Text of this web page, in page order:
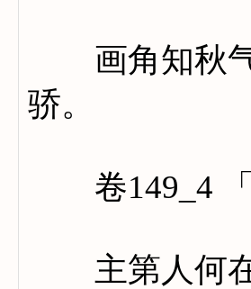
画角知秋气
骄。
卷149_4 「
主第人何在